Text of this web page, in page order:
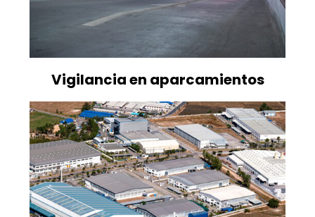
Vigilancia en aparcamientos